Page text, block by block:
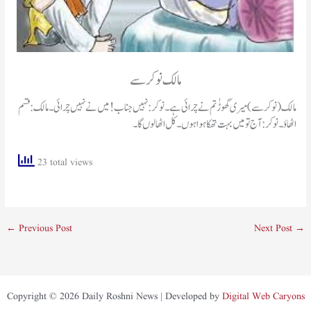
مالک نوکر سے
مالک (نوکر سے) میری گھوڑٰ تم نے چرائی ہے۔ نوکر: نہیں جناب! میں نے نہیں چرائی۔ مالک: قسم
اٹھاوٴ۔ نوکر: آج تو میں بہت تھکا ہوا ہوں۔ کل اٹھا لوں گا۔
23 total views
← Previous Post Next Post →
Copyright © 2026 Daily Roshni News | Developed by Digital Web Caryons